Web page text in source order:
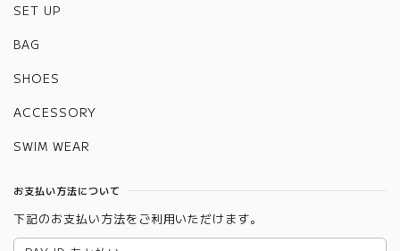
SET UP
BAG
SHOES
ACCESSORY
SWIM WEAR
お支払い方法について
下記のお支払い方法をご利用いただけます。